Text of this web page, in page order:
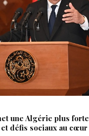
une Algérie plus
défis sociaux au